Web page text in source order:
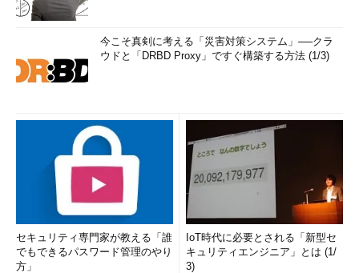
今こそ真剣に考える「災害対策システム」──クラ
ウドと「DRBD Proxy」ですぐ構築する方法 (1/3)
セキュリティ専門家が教える「誰
でもできるパスワード管理のやり
方」
IoT時代に必要とされる「新型セ
キュリティエンジニア」とは (1/
3)